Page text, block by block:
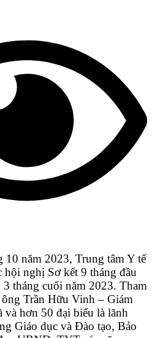
năm 2023, Trung tâm Y tế
nghị Sơ kết 9 tháng đầu
tháng cuối năm 2023. Tham
Trần Hữu Vinh – Giám
và hơn 50 đại biểu là lãnh
Giáo dục và Đào tạo, Bảo